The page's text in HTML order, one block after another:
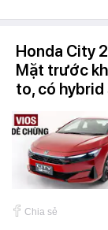
Honda City
Mặt trước
to, có hybrid
Chia sẻ